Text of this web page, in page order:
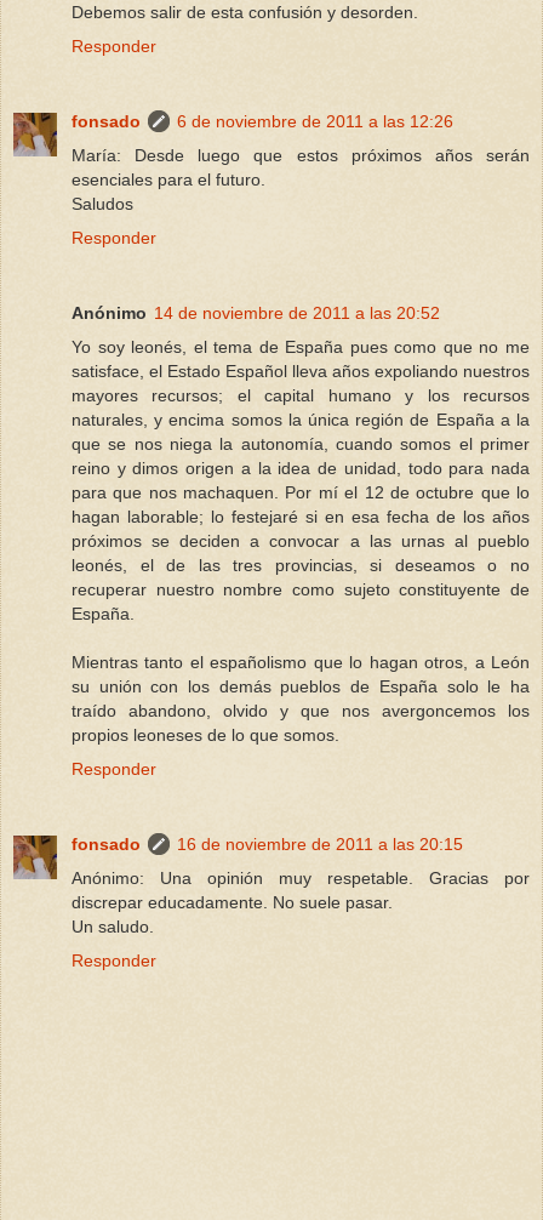
Debemos salir de esta confusión y desorden.
Responder
fonsado
6 de noviembre de 2011 a las 12:26
María: Desde luego que estos próximos años serán
esenciales para el futuro.
Saludos
Responder
Anónimo 14 de noviembre de 2011 a las 20:52
Yo soy leonés, el tema de España pues como que no me
satisface, el Estado Español lleva años expoliando nuestros
mayores recursos; el capital humano y los recursos
naturales, y encima somos la única región de España a la
que se nos niega la autonomía, cuando somos el primer
reino y dimos origen a la idea de unidad, todo para nada
para que nos machaquen. Por mí el 12 de octubre que lo
hagan laborable; lo festejaré si en esa fecha de los años
próximos se deciden a convocar a las urnas al pueblo
leonés, el de las tres provincias, si deseamos o no
recuperar nuestro nombre como sujeto constituyente de
España.
Mientras tanto el españolismo que lo hagan otros, a León
su unión con los demás pueblos de España solo le ha
traído abandono, olvido y que nos avergoncemos los
propios leoneses de lo que somos.
Responder
fonsado
16 de noviembre de 2011 a las 20:15
Anónimo: Una opinión muy respetable. Gracias por
discrepar educadamente. No suele pasar.
Un saludo.
Responder